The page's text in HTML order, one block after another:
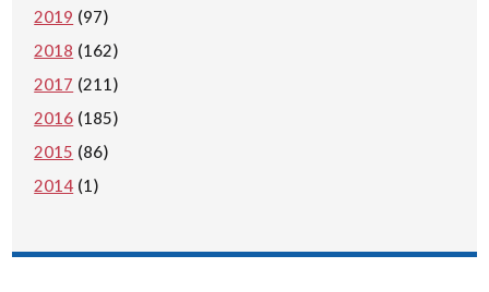
2019 (97)
2018 (162)
2017 (211)
2016 (185)
2015 (86)
2014 (1)